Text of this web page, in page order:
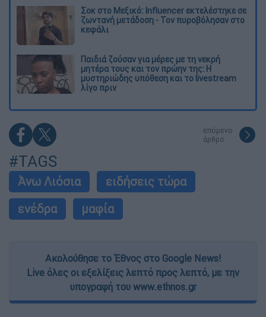
Σοκ στο Μεξικό: Influencer εκτελέστηκε σε
ζωντανή μετάδοση - Τον πυροβόλησαν στο
κεφάλι
Παιδιά ζούσαν για μέρες με τη νεκρή
μητέρα τους και τον πρώην της: Η
μυστηριώδης υπόθεση και το livestream
λίγο πριν
επόμενο
άρθρο
#TAGS
Άνω Λιόσια
ειδήσεις τώρα
ενέδρα
μαφία
Ακολούθησε το Έθνος στο Google News!
Live όλες οι εξελίξεις λεπτό προς λεπτό, με την
υπογραφή του www.ethnos.gr